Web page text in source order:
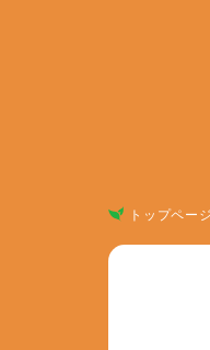
トップページ